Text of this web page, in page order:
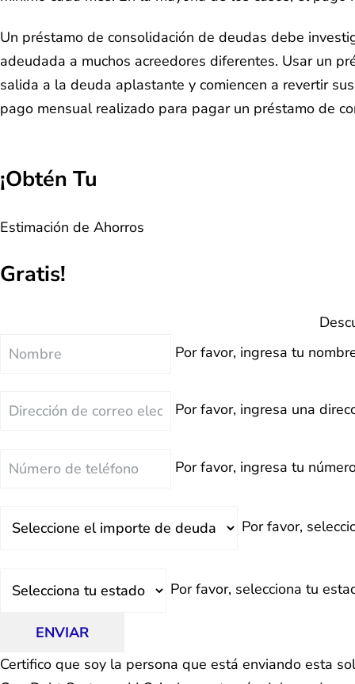
Un préstamo de consolidación de deudas debe
adeudada a muchos acreedores diferentes. Usar un
salida a la deuda aplastante y comiencen a revertir
pago mensual realizado para pagar un préstamo de
¡Obtén Tu
Estimación de Ahorros
Gratis!
Nombre
Por favor, ingresa tu
Correo
Por favor, ingresa una
Teléfono Por favor, ingresa tu
Por favor,
Por favor, selecciona tu
ENVIAR
Certifico que soy la persona que está enviando esta